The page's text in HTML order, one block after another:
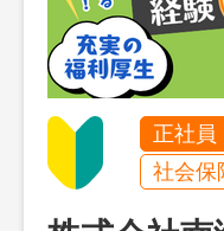
正社員
社会保